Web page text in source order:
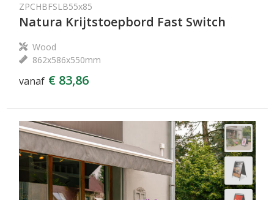
ZPCHBFSLB55x85
Natura Krijtstoepbord Fast Switch
Wood
862x586x550mm
vanaf € 83,86